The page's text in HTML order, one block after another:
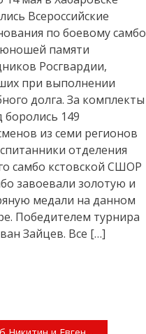
Всероссийские
по боевому самбо
памяти
Росгвардии,
при выполнении
долга. За комплекты
боролись 149
из семи регионов
отделения
самбо кстовской СШОР
завоевали золотую и
медали на данном
Победителем турнира
Зайцев. Все […]